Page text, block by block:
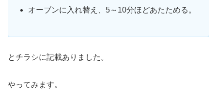
オーブンに入れ替え、5～10分ほどあたためる。
とチラシに記載ありました。
やってみます。